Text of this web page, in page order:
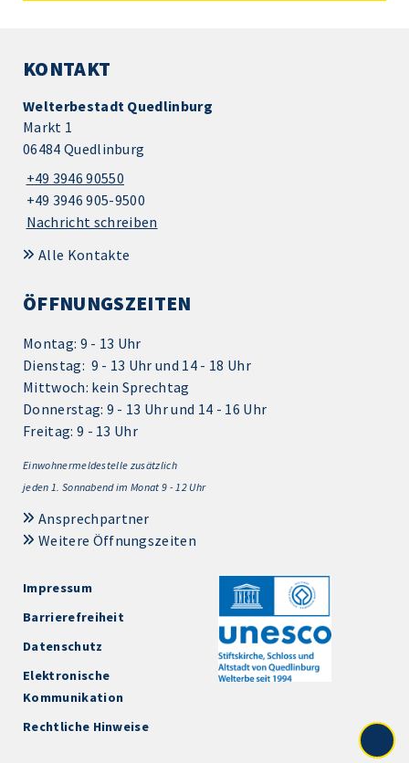
KONTAKT
Welterbestadt Quedlinburg
Markt 1
06484 Quedlinburg
+49 3946 90550
+49 3946 905-9500
Nachricht schreiben
Alle Kontakte
ÖFFNUNGSZEITEN
Montag: 9 - 13 Uhr
Dienstag: 9 - 13 Uhr und 14 - 18 Uhr
Mittwoch: kein Sprechtag
Donnerstag: 9 - 13 Uhr und 14 - 16 Uhr
Freitag: 9 - 13 Uhr
Einwohnermeldestelle zusätzlich
jeden 1. Sonnabend im Monat 9 - 12 Uhr
Ansprechpartner
Weitere Öffnungszeiten
Impressum
Barrierefreiheit
Datenschutz
Elektronische
Kommunikation
Rechtliche Hinweise